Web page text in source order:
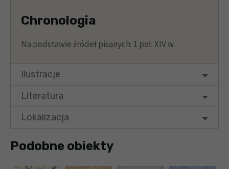
Chronologia
Na podstawie źródeł pisanych: 1 poł. XIV w.
Ilustracje
Literatura
Lokalizacja
Podobne obiekty